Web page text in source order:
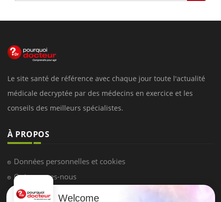
Le site santé de référence avec chaque jour toute l'actualité
médicale decryptée par des médecins en exercice et les
conseils des meilleurs spécialistes.
À PROPOS
Données personnelles et cookies
Qui sommes-nous
Conditions d'utilisation
Welcome